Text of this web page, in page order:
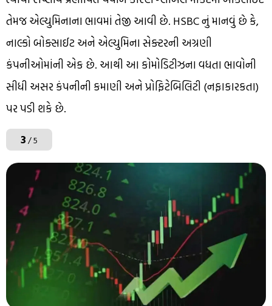
તેમજ એલ્યુમિનાના ભાવમાં તેજી આવી છે. HSBC નું માનવું છે કે,
નાલ્કો બોક્સાઈટ અને એલ્યુમિના સેક્ટરની અગ્રણી
કંપનીઓમાંની એક છે. આથી આ કોમોડિટીઝના વધતા ભાવોની
સીધી અસર કંપનીની કમાણી અને પ્રોફિટેબિલિટી (નફાકારકતા)
પર પડી શકે છે.
3/ 5